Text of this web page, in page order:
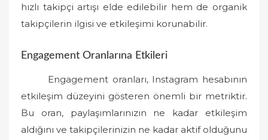
hızlı takipçi artışı elde edilebilir hem de organik
takipçilerin ilgisi ve etkileşimi korunabilir.
Engagement Oranlarına Etkileri
Engagement oranları, Instagram hesabının
etkileşim düzeyini gösteren önemli bir metriktir.
Bu oran, paylaşımlarınızın ne kadar etkileşim
aldığını ve takipçilerinizin ne kadar aktif olduğunu